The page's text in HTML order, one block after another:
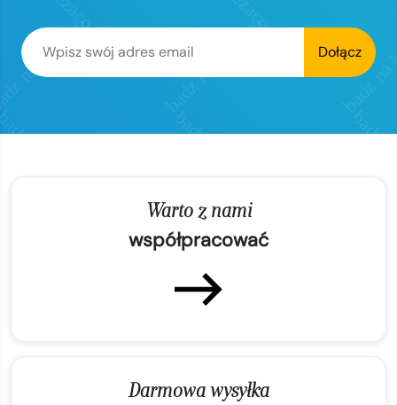
Dołącz
Warto z nami
współpracować
Darmowa wysyłka